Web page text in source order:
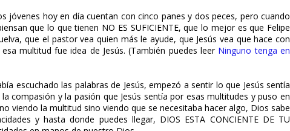
jóvenes hoy en día cuentan con cinco panes y dos peces, pero cuando
que lo que tienen NO ES SUFICIENTE, que lo mejor es que Felipe
que el pastor vea quien más le ayude, que Jesús vea que hace con
multitud fue idea de Jesús. (También puedes leer Ninguno tenga en
escuchado las palabras de Jesús, empezó a sentir lo que Jesús sentía
compasión y la pasión que Jesús sentía por esas multitudes y puso en
viendo la multitud sino viendo que se necesitaba hacer algo, Dios sabe
y hasta donde puedes llegar, DIOS ESTA CONCIENTE DE TU